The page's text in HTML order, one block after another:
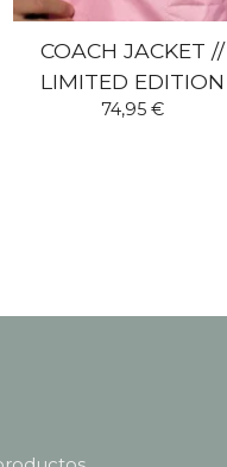
COACH JACKET //
LIMITED EDITION
74,95 €